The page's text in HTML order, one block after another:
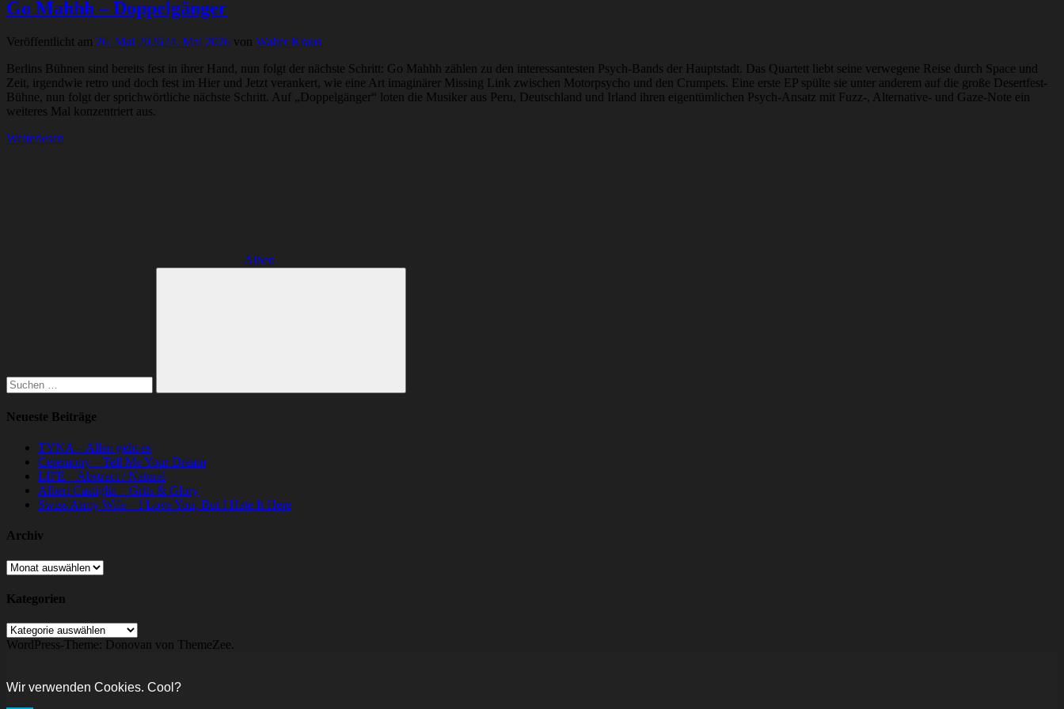
Go Mahhh – Doppelgänger
Veröffentlicht am 26. Mai 202624. Mai 2026 von Walter Kraus
Berlins Bühnen sind bereits fest in ihrer Hand, nun folgt der nächste Schritt: Go Mahhh zählen zu den interessantesten Psych-Bands der Hauptstadt. Das Quartett liebt seine verwegene Reise durch Space und
Zeit, irgendwie retro und doch fest im Hier und Jetzt verankert, wie eine Art imaginärer Missing Link zwischen Motorpsycho und den Crumpets. Eine erste EP spülte sie unter anderem auf die große Desertfest-
Bühne, nun folgt der sprichwörtliche nächste Schritt. Auf „Doppelgänger“ loten die Musiker aus Peru, Deutschland und Irland ihren eigentümlichen Psych-Ansatz mit Fuzz-, Alternative- und Gaze-Note ein
weiteres Mal konzentriert aus.
Weiterlesen
Alben
Suchen
Neueste Beiträge
TYNA – Allen geht es
Ceremony – Tell Me Your Dream
LIFE – Abstract / Natural
Albert Castiglia – Grits & Glory
Swiss Army Wife – I Love You, But I Hate It Here
Archiv
Archiv
Kategorien
Kategorien
WordPress-Theme: Donovan von ThemeZee.
Wir verwenden Cookies. Cool?